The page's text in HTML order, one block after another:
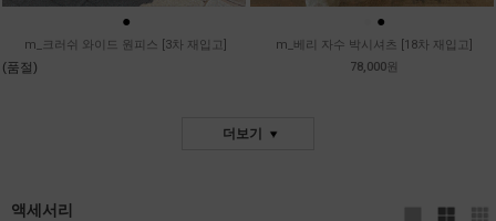
●
m_크러쉬 와이드 원피스 [3차 재입고]
(품절)
●
m_베리 자수 박시셔츠 [18차 재입고]
78,000원
더보기
액세서리